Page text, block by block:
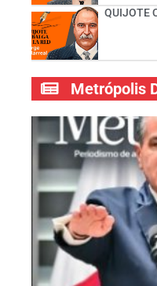
QUIJOTE
Metrópolis